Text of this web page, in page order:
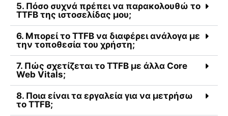
5. Πόσο συχνά πρέπει να παρακολουθώ το
TTFB της ιστοσελίδας μου;
6. Μπορεί το TTFB να διαφέρει ανάλογα με
την τοποθεσία του χρήστη;
7. Πώς σχετίζεται το TTFB με άλλα Core
Web Vitals;
8. Ποια είναι τα εργαλεία για να μετρήσω
το TTFB;